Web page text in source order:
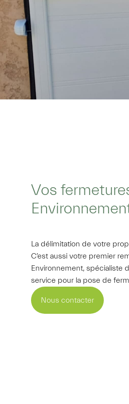
Vos
La délimitation de votre
C’est aussi votre premier
Environnement, spécialiste
service pour la pose de
Nous contacter